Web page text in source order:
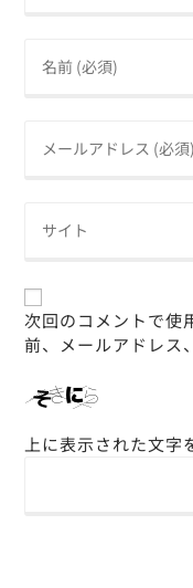
次回のコメントで使
前、メールアドレス
上に表示された文字